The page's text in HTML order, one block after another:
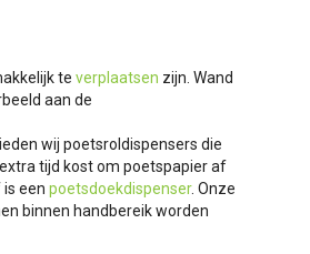
te verplaatsen zijn. Wand
aan de
wij poetsroldispensers die
tijd kost om poetspapier af
een poetsdoekdispenser. Onze
binnen handbereik worden